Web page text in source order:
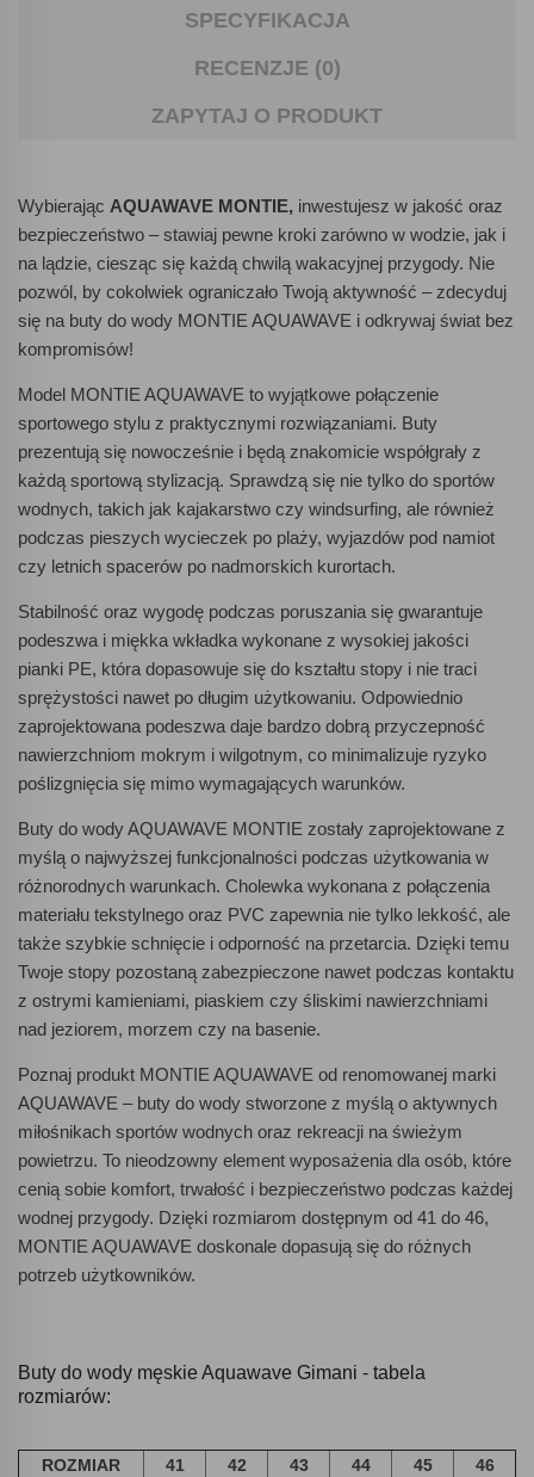
SPECYFIKACJA
RECENZJE (0)
ZAPYTAJ O PRODUKT
Wybierając AQUAWAVE MONTIE, inwestujesz w jakość oraz
bezpieczeństwo – stawiaj pewne kroki zarówno w wodzie, jak i
na lądzie, ciesząc się każdą chwilą wakacyjnej przygody. Nie
pozwól, by cokolwiek ograniczało Twoją aktywność – zdecyduj
się na buty do wody MONTIE AQUAWAVE i odkrywaj świat bez
kompromisów!
Model MONTIE AQUAWAVE to wyjątkowe połączenie
sportowego stylu z praktycznymi rozwiązaniami. Buty
prezentują się nowocześnie i będą znakomicie współgrały z
każdą sportową stylizacją. Sprawdzą się nie tylko do sportów
wodnych, takich jak kajakarstwo czy windsurfing, ale również
podczas pieszych wycieczek po plaży, wyjazdów pod namiot
czy letnich spacerów po nadmorskich kurortach.
Stabilność oraz wygodę podczas poruszania się gwarantuje
podeszwa i miękka wkładka wykonane z wysokiej jakości
pianki PE, która dopasowuje się do kształtu stopy i nie traci
sprężystości nawet po długim użytkowaniu. Odpowiednio
zaprojektowana podeszwa daje bardzo dobrą przyczepność
nawierzchniom mokrym i wilgotnym, co minimalizuje ryzyko
poślizgnięcia się mimo wymagających warunków.
Buty do wody AQUAWAVE MONTIE zostały zaprojektowane z
myślą o najwyższej funkcjonalności podczas użytkowania w
różnorodnych warunkach. Cholewka wykonana z połączenia
materiału tekstylnego oraz PVC zapewnia nie tylko lekkość, ale
także szybkie schnięcie i odporność na przetarcia. Dzięki temu
Twoje stopy pozostaną zabezpieczone nawet podczas kontaktu
z ostrymi kamieniami, piaskiem czy śliskimi nawierzchniami
nad jeziorem, morzem czy na basenie.
Poznaj produkt MONTIE AQUAWAVE od renomowanej marki
AQUAWAVE – buty do wody stworzone z myślą o aktywnych
miłośnikach sportów wodnych oraz rekreacji na świeżym
powietrzu. To nieodzowny element wyposażenia dla osób, które
cenią sobie komfort, trwałość i bezpieczeństwo podczas każdej
wodnej przygody. Dzięki rozmiarom dostępnym od 41 do 46,
MONTIE AQUAWAVE doskonale dopasują się do różnych
potrzeb użytkowników.
Buty do wody męskie Aquawave Gimani - tabela
rozmiarów:
ROZMIAR 41 42 43 44 45
46